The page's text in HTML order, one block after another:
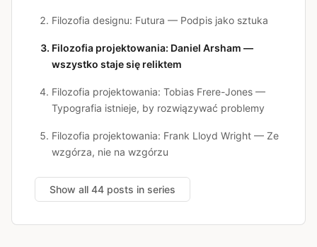
Filozofia designu: Futura — Podpis jako sztuka
Filozofia projektowania: Daniel Arsham —
wszystko staje się reliktem
Filozofia projektowania: Tobias Frere-Jones —
Typografia istnieje, by rozwiązywać problemy
Filozofia projektowania: Frank Lloyd Wright — Ze
wzgórza, nie na wzgórzu
Show all 44 posts in series